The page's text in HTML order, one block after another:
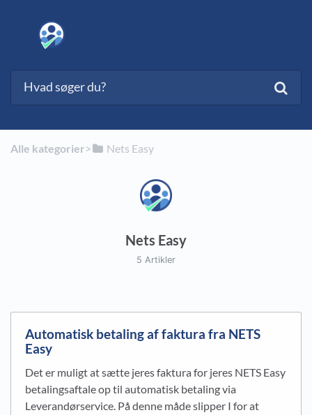
Alle kategorier​>​ ​Nets Easy
Nets Easy
5 Artikler
Automatisk betaling af faktura fra NETS
Easy
Det er muligt at sætte jeres faktura for jeres NETS Easy
betalingsaftale op til automatisk betaling via
Leverandørservice. På denne måde slipper I for at